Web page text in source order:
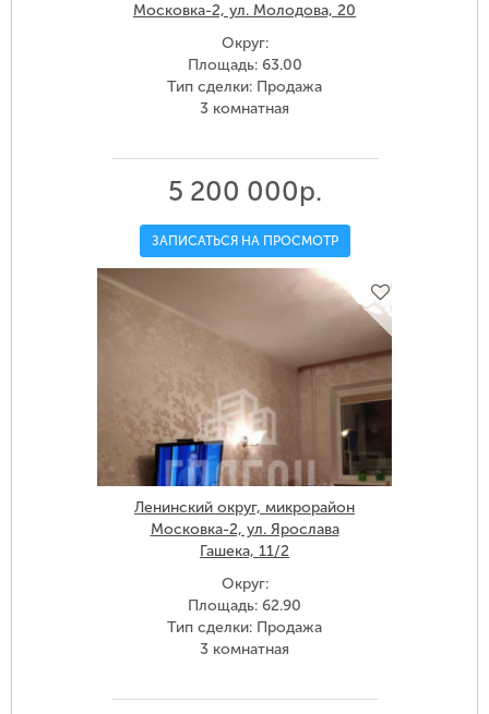
Московка-2, ул. Молодова, 20
Округ:
Площадь: 63.00
Тип сделки: Продажа
3 комнатная
5 200 000р.
ЗАПИСАТЬСЯ НА ПРОСМОТР
Ленинский округ, микрорайон
Московка-2, ул. Ярослава
Гашека, 11/2
Округ:
Площадь: 62.90
Тип сделки: Продажа
3 комнатная